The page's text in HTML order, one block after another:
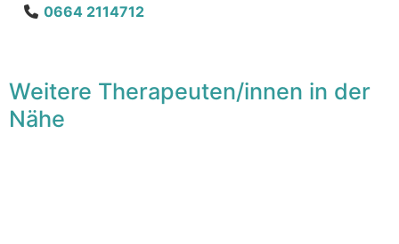
0664 2114712
Weitere Therapeuten/innen in der
Nähe